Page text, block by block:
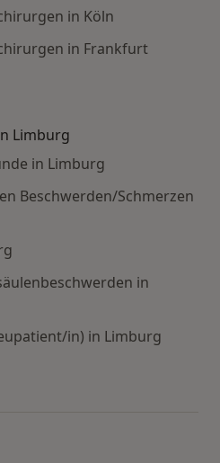
in Köln
in Frankfurt
Limburg
in Limburg
Beschwerden/Schmerzen
in
in) in Limburg